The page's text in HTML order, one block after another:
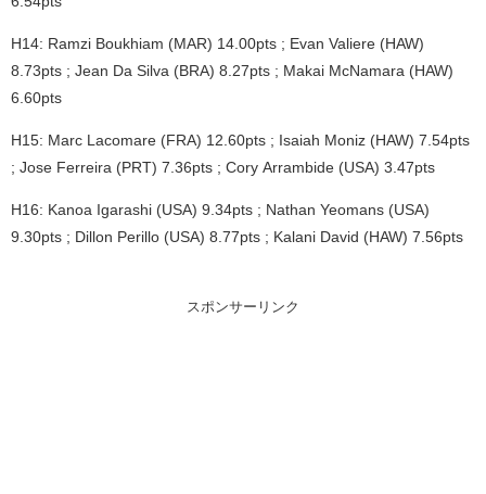
H14: Ramzi Boukhiam (MAR) 14.00pts ; Evan Valiere (HAW)
8.73pts ; Jean Da Silva (BRA) 8.27pts ; Makai McNamara (HAW)
6.60pts
H15: Marc Lacomare (FRA) 12.60pts ; Isaiah Moniz (HAW) 7.54pts
; Jose Ferreira (PRT) 7.36pts ; Cory Arrambide (USA) 3.47pts
H16: Kanoa Igarashi (USA) 9.34pts ; Nathan Yeomans (USA)
9.30pts ; Dillon Perillo (USA) 8.77pts ; Kalani David (HAW) 7.56pts
スポンサーリンク